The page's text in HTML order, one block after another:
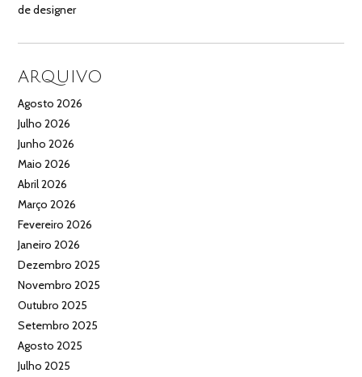
de designer
ARQUIVO
Agosto 2026
Julho 2026
Junho 2026
Maio 2026
Abril 2026
Março 2026
Fevereiro 2026
Janeiro 2026
Dezembro 2025
Novembro 2025
Outubro 2025
Setembro 2025
Agosto 2025
Julho 2025